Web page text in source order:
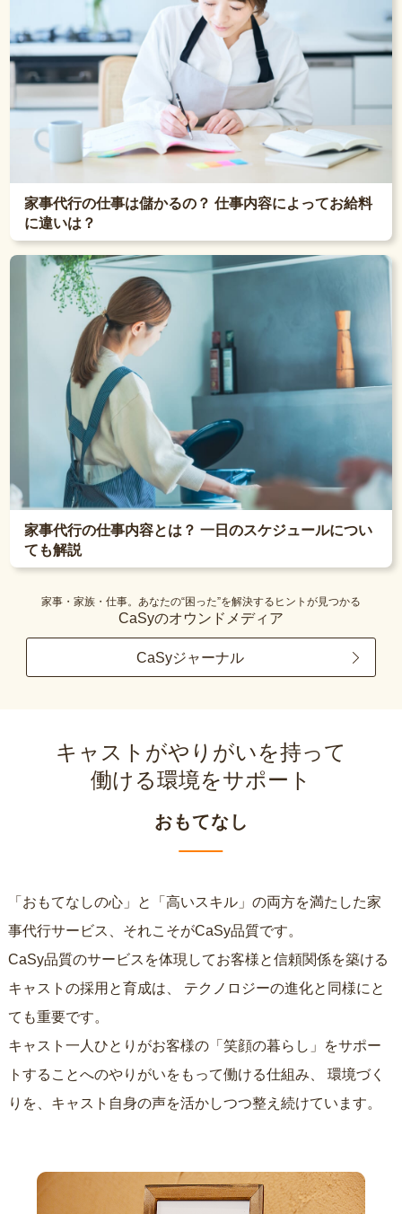
家事代行の仕事は儲かるの？ 仕事内容によってお給料
に違いは？
家事代行の仕事内容とは？ 一日のスケジュールについ
ても解説
家事・家族・仕事。あなたの“困った”を解決するヒントが見つかる
CaSyのオウンドメディア
CaSyジャーナル
キャストがやりがいを持って
働ける環境をサポート
おもてなし
「おもてなしの心」と「高いスキル」の両方を満たした家
事代行サービス、それこそがCaSy品質です。
CaSy品質のサービスを体現してお客様と信頼関係を築ける
キャストの採用と育成は、
ても重要です。
キャスト一人ひとりがお客様の「笑顔の暮らし」をサポー
トすることへのやりがいをもって働ける仕組み、
りを、キャスト自身の声を活かしつつ整え続けています。